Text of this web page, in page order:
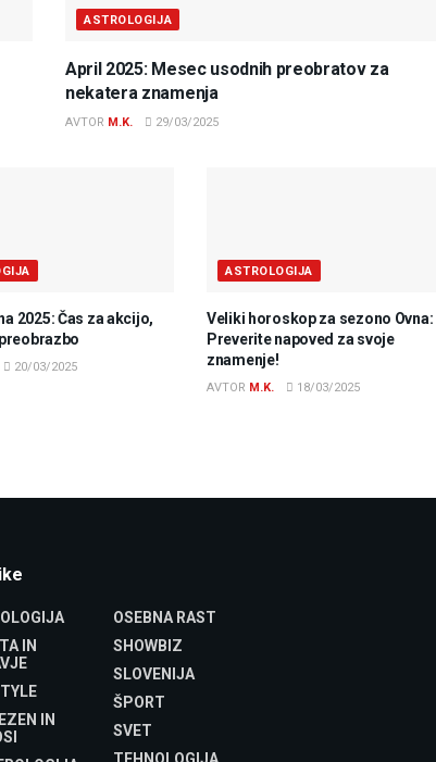
ASTROLOGIJA
April 2025: Mesec usodnih preobratov za
nekatera znamenja
AVTOR M.K. 29/03/2025
2025: Čas za akcijo,
20/03/2025
ASTROLOGIJA
Veliki horoskop za sezono Ovna:
Preverite napoved za svoje
znamenje!
AVTOR M.K. 18/03/2025
IN
IN
OSEBNA RAST
SHOWBIZ
SLOVENIJA
ŠPORT
SVET